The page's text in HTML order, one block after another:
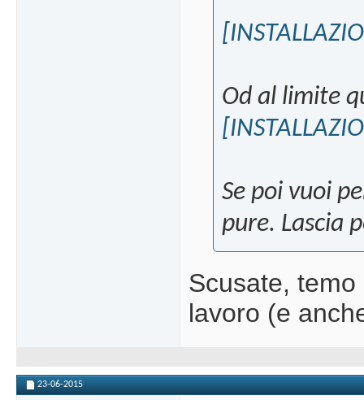
Od al limite
Se poi vuoi
pure. Lascia
Scusate,
lavoro (e
23-06-2015